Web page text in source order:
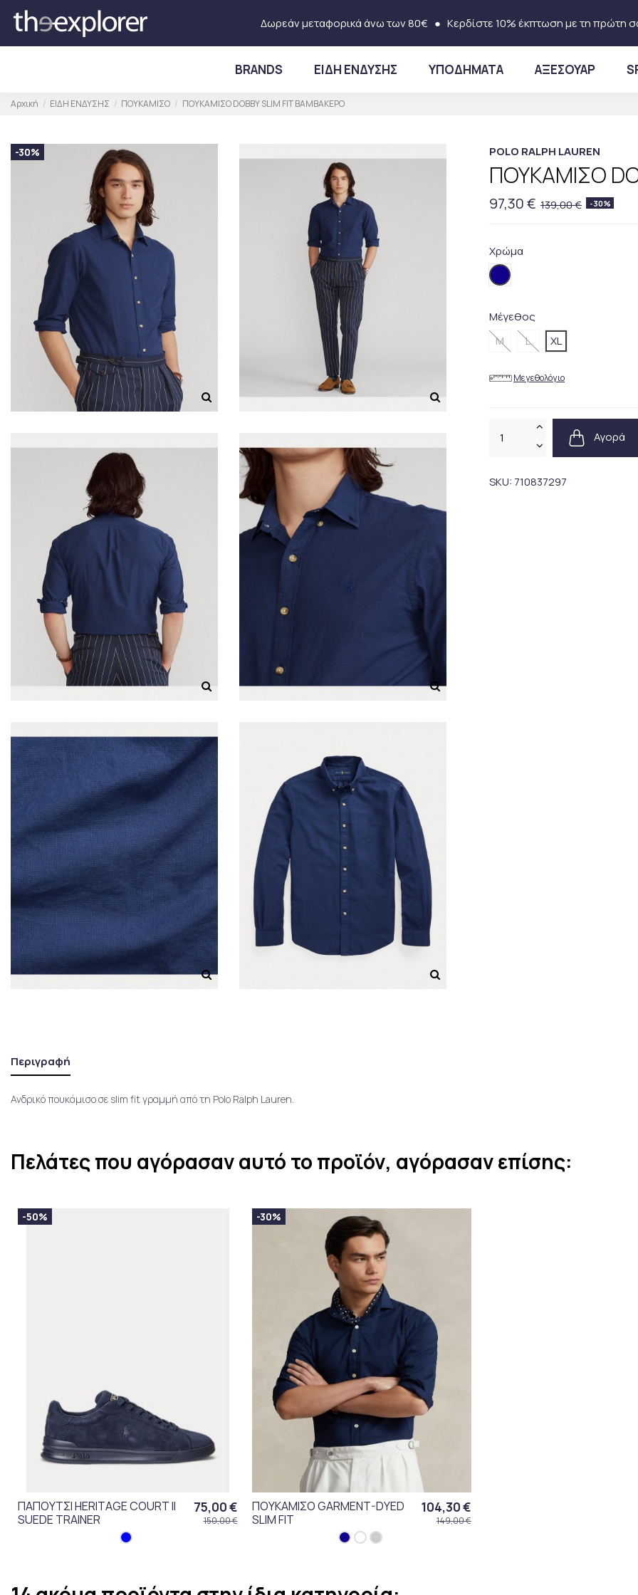
Δωρεάν μεταφορικά άνω των 80€ ● Κερδίστε 10% έκπτωση με τη πρώτη
BRANDS ΕΙΔΗ ΕΝΔΥΣΗΣ ΥΠΟΔΗΜΑΤΑ ΑΞΕΣΟΥΑΡ
Αρχική ΕΙΔΗ ΕΝΔΥΣΗΣ ΠΟΥΚΑΜΙΣΟ ΠΟΥΚΑΜΙΣΟ DOBBY SLIM FIT ΒΑΜΒΑΚΕΡΟ
-30% POLO RALPH LAUREN
ΠΟΥΚΑΜΙΣΟ
97,30 € 139,00 € -30%
Χρώμα
004.Blue
Μέγεθος
M
L XL
Μεγεθολόγιο
Αγορά
SKU: 710837297
Περιγραφή
Ανδρικό πουκάμισο σε slim fit γραμμή από τη Polo Ralph Lauren.
Πελάτες που αγόρασαν αυτό το προϊόν, αγόρασαν επίσης:
-50%
ΠΑΠΟΥΤΣΙ HERITAGE COURT II
SUEDE TRAINER
75,00 €
150,00 €
-30%
ΠΟΥΚΑΜΙΣΟ GARMENT-DYED
SLIM FIT
104,30 €
149,00 €